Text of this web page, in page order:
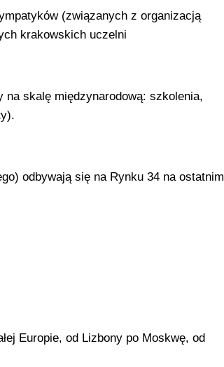
(związanych z organizacją
krakowskich uczelni
skalę międzynarodową: szkolenia,
odbywają się na Rynku 34 na ostatnim
Europie, od Lizbony po Moskwę, od